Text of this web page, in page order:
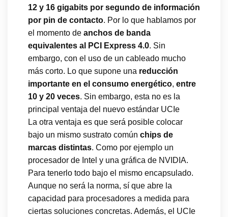
12 y 16 gigabits por segundo de información
por pin de contacto. Por lo que hablamos por
el momento de anchos de banda
equivalentes al PCI Express 4.0. Sin
embargo, con el uso de un cableado mucho
más corto. Lo que supone una reducción
importante en el consumo energético, entre
10 y 20 veces. Sin embargo, esta no es la
principal ventaja del nuevo estándar UCIe
La otra ventaja es que será posible colocar
bajo un mismo sustrato común chips de
marcas distintas. Como por ejemplo un
procesador de Intel y una gráfica de NVIDIA.
Para tenerlo todo bajo el mismo encapsulado.
Aunque no será la norma, sí que abre la
capacidad para procesadores a medida para
ciertas soluciones concretas. Además, el UCIe